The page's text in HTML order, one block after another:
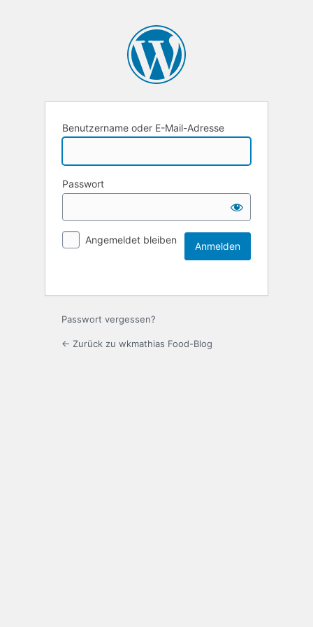
Benutzername oder E-Mail-Adresse
Passwort
Angemeldet bleiben
Passwort vergessen?
← Zurück zu wkmathias Food-Blog